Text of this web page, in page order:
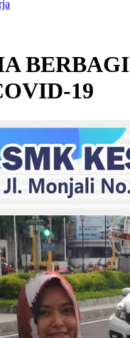
BERBAGI
19